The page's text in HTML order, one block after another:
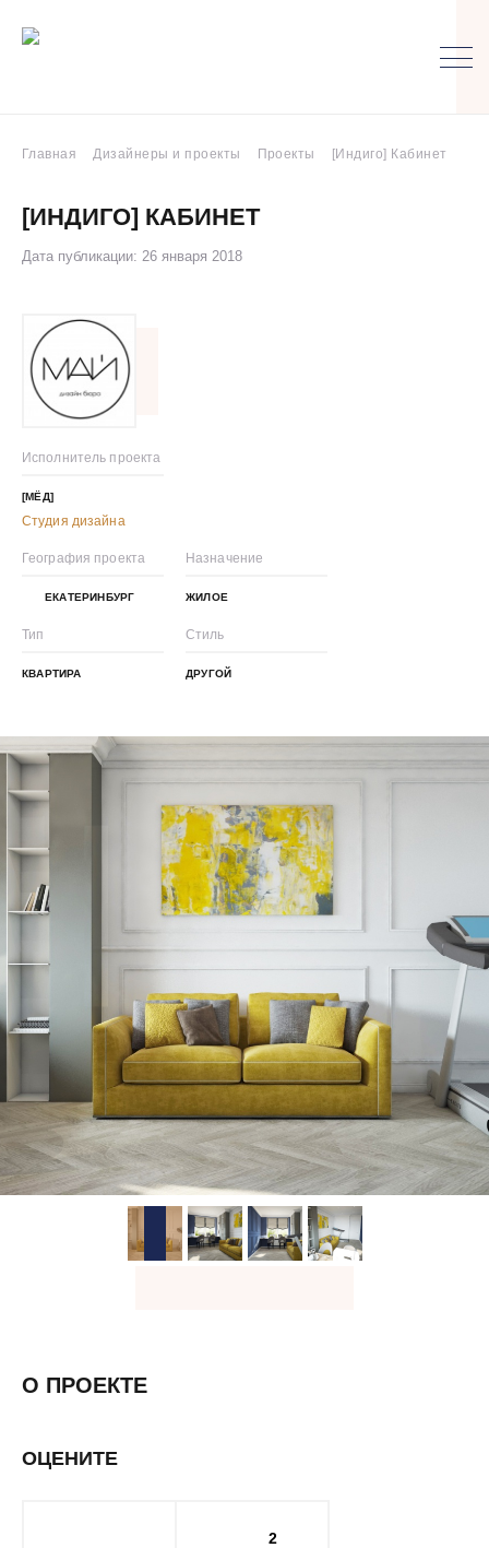
Главная Дизайнеры и проекты Проекты [Индиго] Кабинет
[ИНДИГО] КАБИНЕТ
Дата публикации: 26 января 2018
Исполнитель проекта
[МЁД]
Студия дизайна
География проекта
ЕКАТЕРИНБУРГ
Назначение
ЖИЛОЕ
Тип
КВАРТИРА
Стиль
ДРУГОЙ
О ПРОЕКТЕ
ОЦЕНИТЕ
2